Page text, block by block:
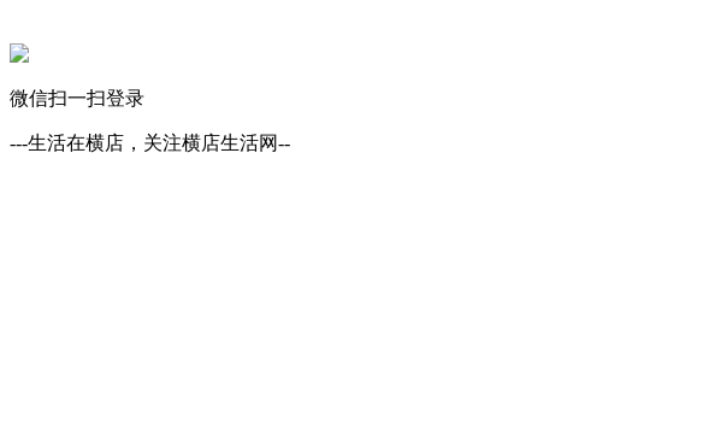
微信扫一扫登录
---生活在横店，关注横店生活网--